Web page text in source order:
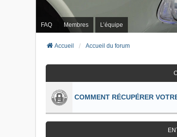
FAQ Membres L’équipe
Accueil Accueil du forum
COMMENT RÉCUPÉRER